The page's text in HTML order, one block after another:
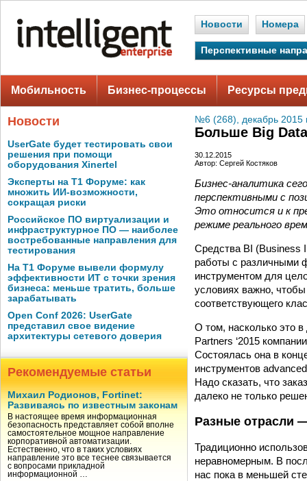
Новости Номера
Перспективные
Мобильность Бизнес-процессы Ресурсы
Новости
UserGate будет тестировать свои
решения при помощи
оборудования Xinertel
Эксперты на Т1 Форуме: как
множить ИИ-возможности,
сокращая риски
Российское ПО виртуализации и
инфраструктурное ПО — наиболее
востребованные направления для
тестирования
На Т1 Форуме вывели формулу
эффективности ИТ с точки зрения
бизнеса: меньше тратить, больше
зарабатывать
Open Conf 2026: UserGate
представил свое видение
архитектуры сетевого доверия
Рекомендуемые статьи
Михаил Родионов, Fortinet:
Развиваясь по известным законам
В настоящее время информационная
безопасность представляет собой вполне
самостоятельное мощное направление
корпоративной автоматизации.
Естественно, что в таких условиях
направление это все теснее связывается
с вопросами прикладной
информационной …
№6 (268), декабрь 2015
Больше Big
30.12.2015
Автор: Сергей Костяков
Бизнес-аналитика
перспективными с
Это относится и к
режиме реального
Средства BI (Business
работы с различными
инструментом для
условиях важно,
соответствующего
О том, насколько это в
Partners ‘2015
Состоялась она в
инструментов
Надо сказать, что
далеко не только
Разные отрасли
Традиционно
неравномерным. В
нас пока в меньшей